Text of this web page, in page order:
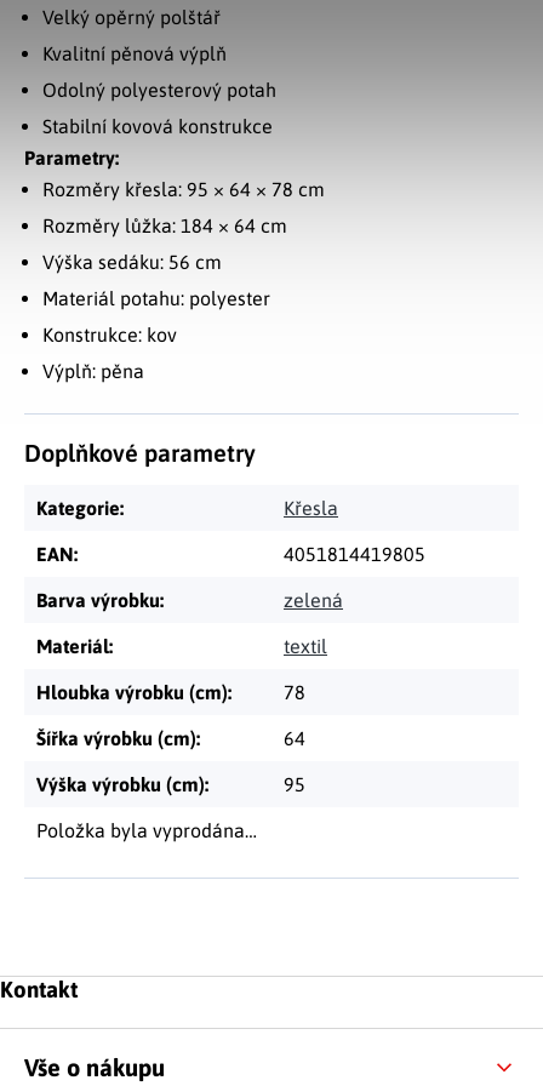
Velký opěrný polštář
Kvalitní pěnová výplň
Odolný polyesterový potah
Stabilní kovová konstrukce
Parametry:
Rozměry křesla: 95 × 64 × 78 cm
Rozměry lůžka: 184 × 64 cm
Výška sedáku: 56 cm
Materiál potahu: polyester
Konstrukce: kov
Výplň: pěna
Doplňkové parametry
Kategorie: Křesla
EAN: 4051814419805
Barva výrobku: zelená
Materiál: textil
Hloubka výrobku (cm): 78
Šířka výrobku (cm): 64
Výška výrobku (cm): 95
Položka byla vyprodána…
Zápatí
Kontakt
Vše o nákupu